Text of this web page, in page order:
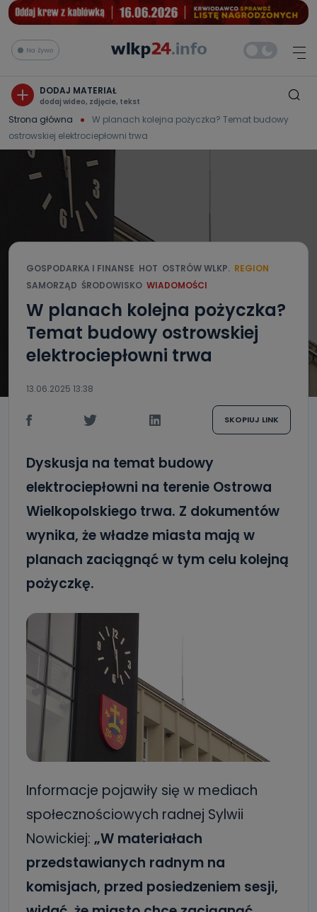
Na żywo
DODAJ MATERIAŁ
dodaj wideo, zdjęcie, tekst
Strona główna
W planach kolejna pożyczka? Temat budowy
ostrowskiej elektrociepłowni trwa
GOSPODARKA I FINANSE HOT OSTRÓW WLKP. REGION
SAMORZĄD ŚRODOWISKO WIADOMOŚCI
W planach kolejna pożyczka?
Temat budowy ostrowskiej
elektrociepłowni trwa
13.06.2025 13:38
SKOPIUJ LINK
Dyskusja na temat budowy
elektrociepłowni na terenie Ostrowa
Wielkopolskiego trwa. Z dokumentów
wynika, że władze miasta mają w
planach zaciągnąć w tym celu kolejną
pożyczkę.
Informacje pojawiły się w mediach
społecznościowych radnej Sylwii
Nowickiej: „W materiałach
przedstawianych radnym na
komisjach, przed posiedzeniem sesji,